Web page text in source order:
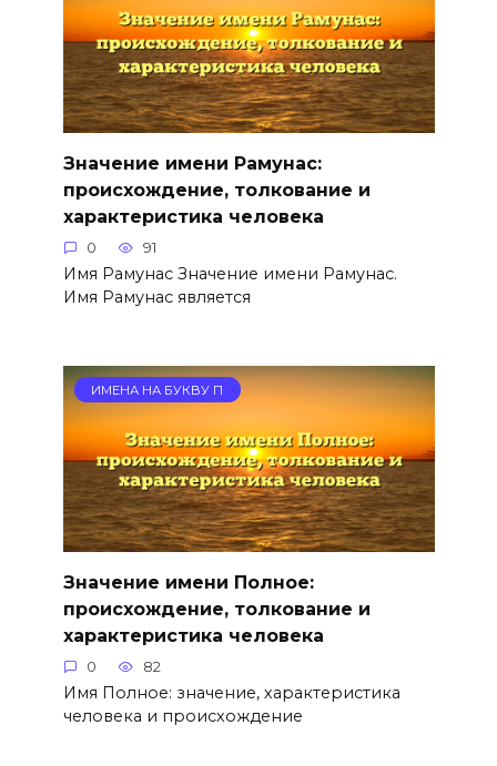
Значение имени Рамунас:
происхождение, толкование и
характеристика человека
0 91
Имя Рамунас Значение имени Рамунас.
Имя Рамунас является
ИМЕНА НА БУКВУ П
Значение имени Полное:
происхождение, толкование и
характеристика человека
0 82
Имя Полное: значение, характеристика
человека и происхождение